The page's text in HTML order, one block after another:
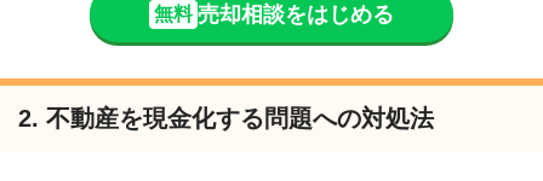
無料 売却相談をはじめる
2. 不動産を現金化する問題への対処法